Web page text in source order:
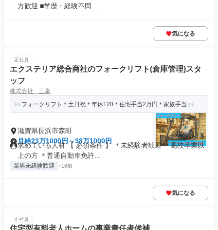
方歓迎 ■学歴・経験不問 ...
気になる
正社員
エクステリア総合商社のフォークリフト(倉庫管理)スタ
ッフ
株式会社 三富
フォークリフト＊土日祝＊年休120＊住宅手当2万円＊家族手当
滋賀県長浜市森町
月給23万1000円～38万1000円
求めている人材 【 必須条件 】 ＊未経験者歓迎 ＊高校卒業以
上の方 ＊普通自動車免許...
業界未経験歓迎 +18個
気になる
正社員
住宅型有料老人ホームの事業責任者候補